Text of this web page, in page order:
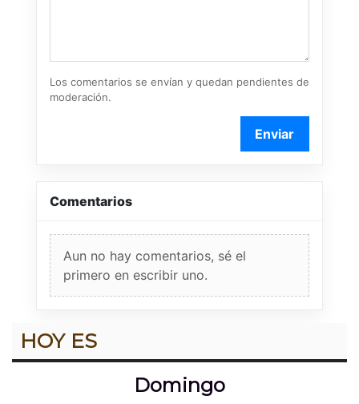
Los comentarios se envían y quedan pendientes de
moderación.
Enviar
Comentarios
Aun no hay comentarios, sé el
primero en escribir uno.
HOY ES
Domingo